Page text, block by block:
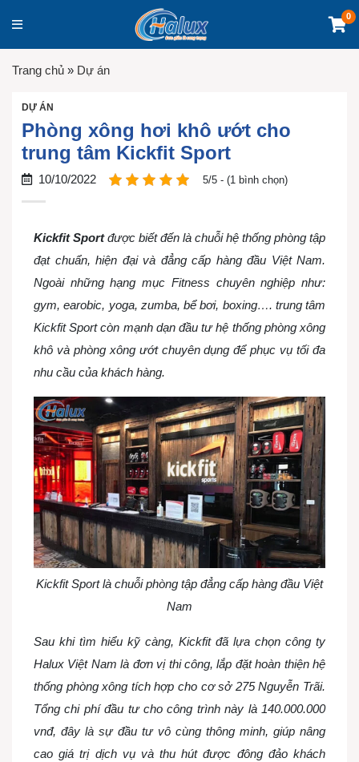
0
Trang chủ » Dự án
DỰ ÁN
Phòng xông hơi khô ướt cho
trung tâm Kickfit Sport
10/10/2022 5/5 - (1 bình chọn)
Kickfit Sportđược biết đến là chuỗi hệ thống phòng tập
đạt chuẩn, hiện đại và đẳng cấp hàng đầu Việt Nam.
Ngoài những hạng mục Fitness chuyên nghiệp như:
gym, earobic, yoga, zumba, bể bơi, boxing…. trung tâm
Kickfit Sport còn mạnh dạn đầu tư hệ thống phòng xông
khô và phòng xông ướt chuyên dụng để phục vụ tối đa
nhu cầu của khách hàng.
Kickfit Sport là chuỗi phòng tập đẳng cấp hàng đầu Việt
Nam
Sau khi tìm hiểu kỹ càng, Kickfit đã lựa chọn công ty
Halux Việt Nam là đơn vị thi công, lắp đặt hoàn thiện hệ
thống phòng xông tích hợp cho cơ sở 275 Nguyễn Trãi.
Tổng chi phí đầu tư cho công trình này là 140.000.000
vnđ, đây là sự đầu tư vô cùng thông minh, giúp nâng
cao giá trị dịch vụ và thu hút được đông đảo khách